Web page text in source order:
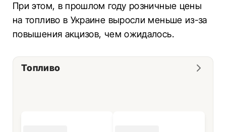
При этом, в прошлом году розничные цены
на топливо в Украине выросли меньше из-за
повышения акцизов, чем ожидалось.
Топливо